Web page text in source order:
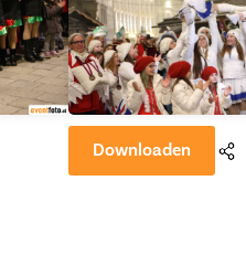
Downloaden